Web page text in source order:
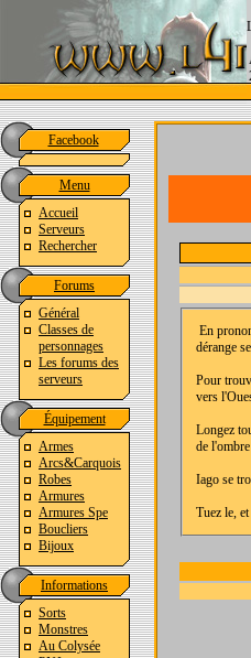
Facebook
Menu
Accueil
Serveurs
Rechercher
Forums
Général
Classes de
personnages
Les forums des
serveurs
Équipement
Armes
Arcs&Carquois
Robes
Armures
Armures Spe
Boucliers
Bijoux
Informations
Sorts
Monstres
Au Colysée
En
dérange
Pour
vers
Longez
de l'ombre
Iago se
Tuez le,